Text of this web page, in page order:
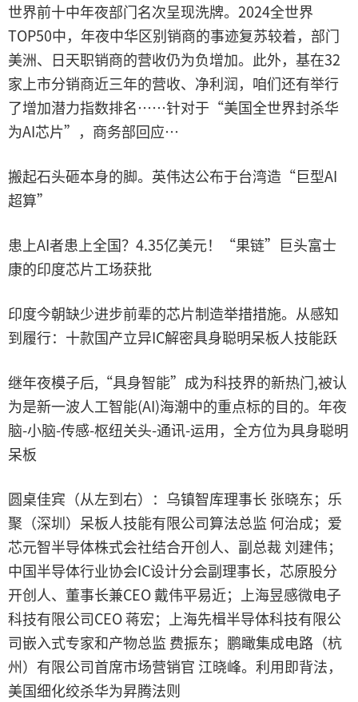
世界前十中年夜部门名次呈现洗牌。2024全世界
TOP50中，年夜中华区别销商的事迹复苏较着，部门
美洲、日天职销商的营收仍为负增加。此外，基在32
家上市分销商近三年的营收、净利润，咱们还有举行
了增加潜力指数排名……针对于“美国全世界封杀华
为AI芯片”，商务部回应…
搬起石头砸本身的脚。英伟达公布于台湾造“巨型AI
超算”
患上AI者患上全国？4.35亿美元！“果链”巨头富士
康的印度芯片工场获批
印度今朝缺少进步前辈的芯片制造举措措施。从感知
到履行：十款国产立异IC解密具身聪明呆板人技能跃
继年夜模子后,“具身智能”成为科技界的新热门,被认
为是新一波人工智能(AI)海潮中的重点标的目的。年夜
脑-小脑-传感-枢纽关头-通讯-运用，全方位为具身聪明
呆板
圆桌佳宾（从左到右）：乌镇智库理事长 张晓东；乐
聚（深圳）呆板人技能有限公司算法总监 何治成；爱
芯元智半导体株式会社结合开创人、副总裁 刘建伟；
中国半导体行业协会IC设计分会副理事长，芯原股分
开创人、董事长兼CEO 戴伟平易近；上海昱感微电子
科技有限公司CEO 蒋宏；上海先楫半导体科技有限公
司嵌入式专家和产物总监 费振东；鹏瞰集成电路（杭
州）有限公司首席市场营销官 江晓峰。利用即背法，
美国细化绞杀华为昇腾法则